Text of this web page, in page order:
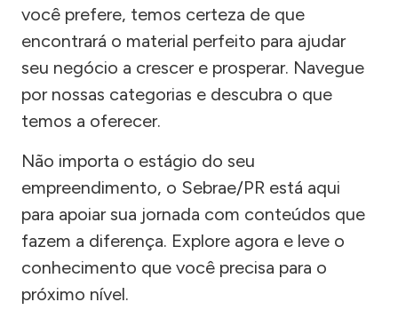
você prefere, temos certeza de que
encontrará o material perfeito para ajudar
seu negócio a crescer e prosperar. Navegue
por nossas categorias e descubra o que
temos a oferecer.
Não importa o estágio do seu
empreendimento, o Sebrae/PR está aqui
para apoiar sua jornada com conteúdos que
fazem a diferença. Explore agora e leve o
conhecimento que você precisa para o
próximo nível.